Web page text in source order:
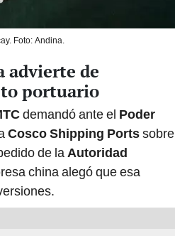
Foto: Andina.
advierte de
portuario
demandó ante el Poder
Cosco Shipping Portssobre
de laAutoridad
china alegó que esa